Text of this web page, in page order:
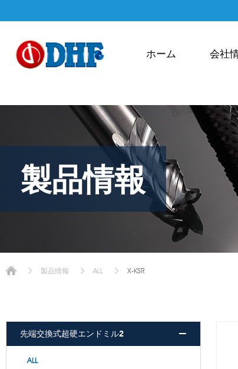
ホーム 会社
製品情報
製品情報 ALL X-KSR
先端交換式超硬エンドミル2
ALL